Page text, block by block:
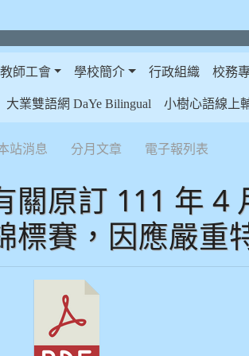
教師工會 學校簡介 行政組織 校務
大業雙語網 DaYe Bilingual 小樹心語線上
站消息 分月文章 電子報列表
關原訂 111 年 4
標賽，因應嚴重